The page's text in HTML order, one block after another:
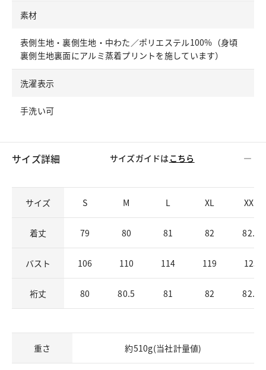
素材
表側生地・裏側生地・中わた／ポリエステル100%（身頃
裏側生地裏面にアルミ蒸着プリントを施しています）
洗濯表示
手洗い可
サイズ詳細 サイズガイドはこちら
サイズ S M L XL XXL
着丈 79 80 81 82 82.5
バスト 106 110 114 119 125
裄丈 80 80.5 81 82 82.5
重さ 約510g(当社計量値)